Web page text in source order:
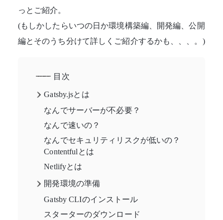
っとご紹介。
(もしかしたらいつの日か環境構築編、開発編、公開
編とそのうち分けて詳しくご紹介するかも、、、。)
目次
Gatsby.jsとは
なんでサーバーが不必要？
なんで速いの？
なんでセキュリティリスクが低いの？
Contentfulとは
Netlifyとは
開発環境の準備
Gatsby CLIのインストール
スターターのダウンロード